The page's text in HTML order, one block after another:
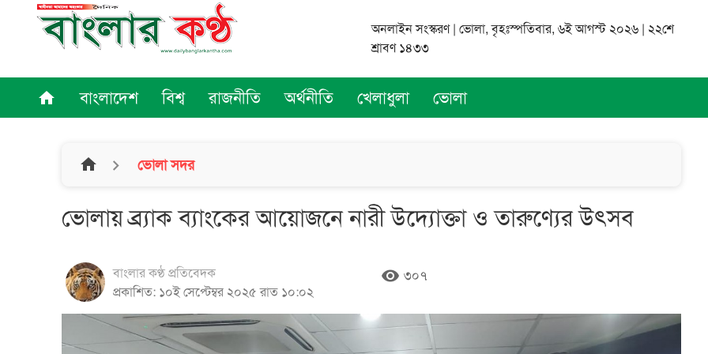
অনলাইন সংস্করণ | ভোলা, বৃহঃস্পতিবার, ৬ই আগস্ট ২০২৬ | ২২শে
শ্রাবণ ১৪৩৩
home বাংলাদেশ বিশ্ব রাজনীতি অর্থনীতি খেলাধুলা ভোলা
home ভোলা সদর
ভোলায় ব্র্যাক ব্যাংকের আয়োজনে নারী উদ্যোক্তা ও তারুণ্যের উৎসব
বাংলার কণ্ঠ প্রতিবেদক
প্রকাশিত: ১০ই সেপ্টেম্বর ২০২৫ রাত ১০:০২
remove_red_eye ৩০৭